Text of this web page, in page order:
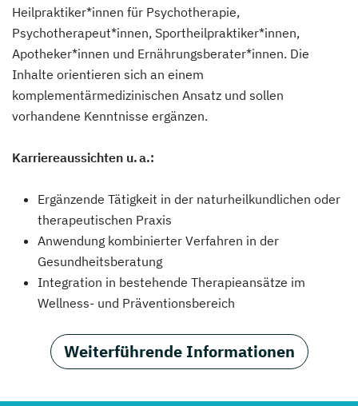
Heilpraktiker*innen für Psychotherapie,
Psychotherapeut*innen, Sportheilpraktiker*innen,
Apotheker*innen und Ernährungsberater*innen. Die
Inhalte orientieren sich an einem
komplementärmedizinischen Ansatz und sollen
vorhandene Kenntnisse ergänzen.
Karriereaussichten u. a.:
Ergänzende Tätigkeit in der naturheilkundlichen oder
therapeutischen Praxis
Anwendung kombinierter Verfahren in der
Gesundheitsberatung
Integration in bestehende Therapieansätze im
Wellness- und Präventionsbereich
Weiterführende Informationen